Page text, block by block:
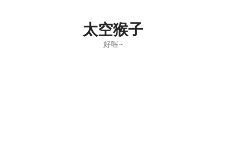
太空猴子
好喔~